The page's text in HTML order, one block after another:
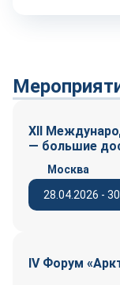
XII
— большие
28.04.2026 -
Москва
IV Форум